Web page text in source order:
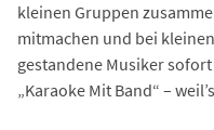
kleinen Gruppen
mitmachen und bei
gestandene Musiker
„Karaoke Mit Band“ –